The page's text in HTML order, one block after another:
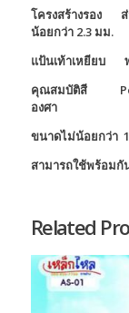
โครงสร้างรอง ส่
น้อยกว่า 2.3 มม.
แป้นเท้าเหยียบ
คุณสมบัติสี
องศา
ขนาดไม่น้อยกว่า
สามารถใช้พร้อม
Related